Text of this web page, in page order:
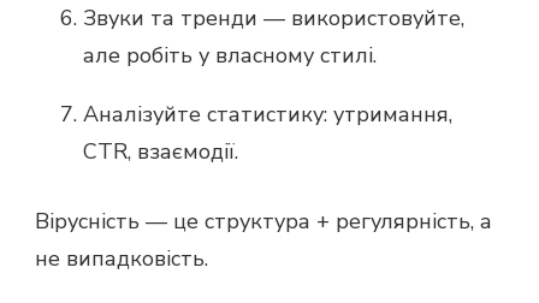
Звуки та тренди — використовуйте,
але робіть у власному стилі.
Аналізуйте статистику: утримання,
CTR, взаємодії.
Вірусність — це структура + регулярність, а
не випадковість.